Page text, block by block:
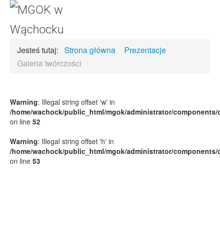
Jesteś tutaj: Strona główna
Prezentacje
Galeria twórczości
Warning: Illegal string offset 'w' in
/home/wachock/public_html/mgok/administrator/
on line 52
Warning: Illegal string offset 'h' in
/home/wachock/public_html/mgok/administrator/
on line 53